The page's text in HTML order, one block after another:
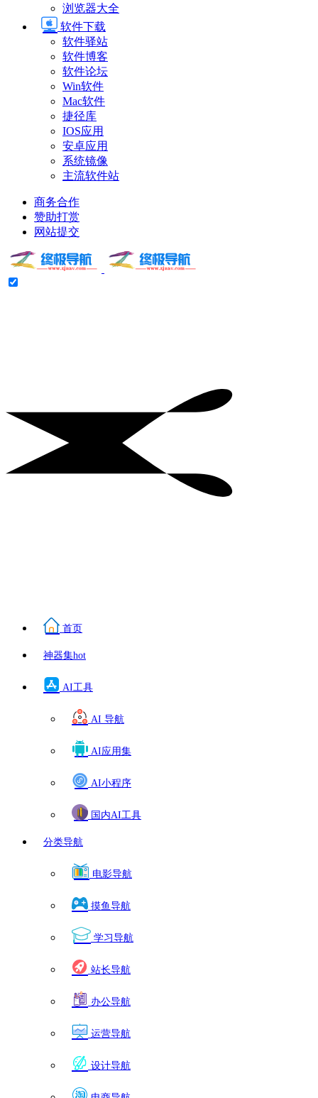
浏览器大全
软件下载
软件驿站
软件博客
软件论坛
Win软件
Mac软件
捷径库
IOS应用
安卓应用
系统镜像
主流软件站
商务合作
赞助打赏
网站提交
首页
神器集hot
AI工具
AI 导航
AI应用集
AI小程序
国内AI工具
分类导航
电影导航
摸鱼导航
学习导航
站长导航
办公导航
运营导航
设计导航